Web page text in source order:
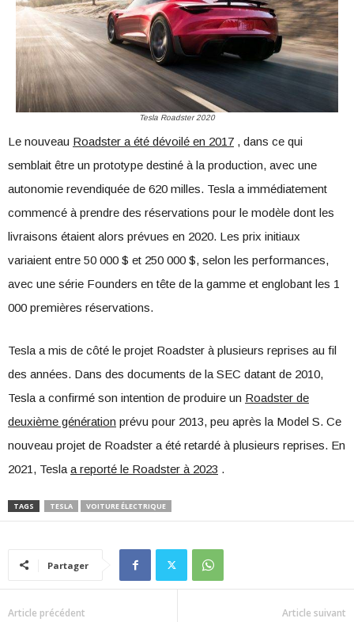
Tesla Roadster 2020
Le nouveau Roadster a été dévoilé en 2017 , dans ce qui
semblait être un prototype destiné à la production, avec une
autonomie revendiquée de 620 milles. Tesla a immédiatement
commencé à prendre des réservations pour le modèle dont les
livraisons étaient alors prévues en 2020. Les prix initiaux
variaient entre 50 000 $ et 250 000 $, selon les performances,
avec une série Founders en tête de la gamme et englobant les 1
000 premières réservations.
Tesla a mis de côté le projet Roadster à plusieurs reprises au fil
des années. Dans des documents de la SEC datant de 2010,
Tesla a confirmé son intention de produire un Roadster de
deuxième génération prévu pour 2013, peu après la Model S. Ce
nouveau projet de Roadster a été retardé à plusieurs reprises. En
2021, Tesla a reporté le Roadster à 2023 .
TAGS TESLA VOITURE ÉLECTRIQUE
Partager
Article précédent Article suivant